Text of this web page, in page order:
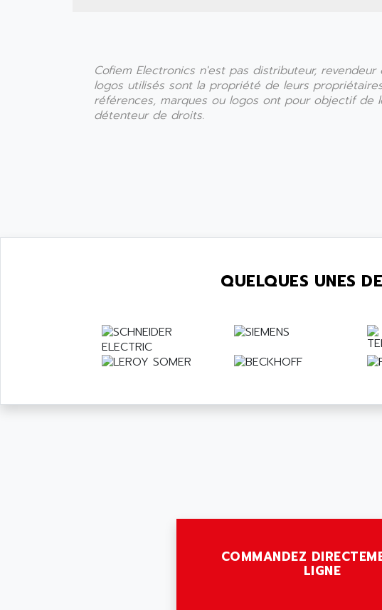
Cofiem Electronics n'est pas distributeur,
logos utilisés sont la propriété de leurs
références, marques ou logos ont pour objectif de
détenteur de droits.
QUELQUES UNES
COMMANDEZ
LIGNE